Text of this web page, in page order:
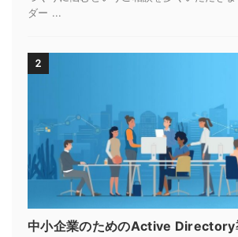
ダー ...
2
中小企業のためのActive Directory